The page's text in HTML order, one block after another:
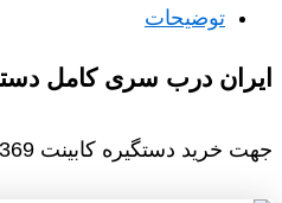
توضیحات
ایران درب سری کامل
جهت خرید دستگیره کابینت M369 ام اچ اچ-MHH و سایر ابزار یراق کابینت با واحد فروش در ارتباط باشید